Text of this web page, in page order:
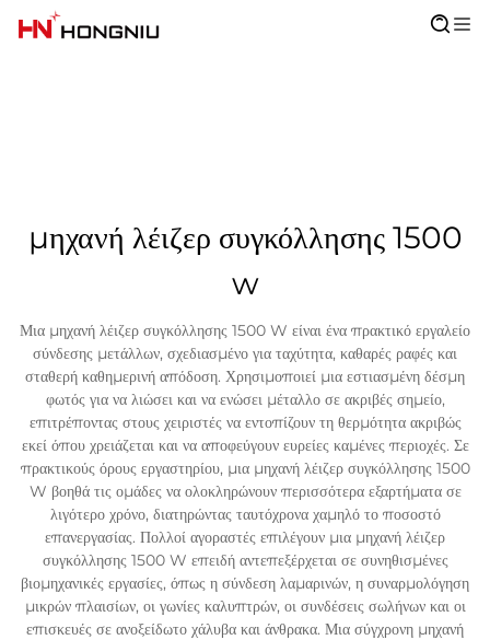
μηχανή λέιζερ συγκόλλησης 1500
w
Μια μηχανή λέιζερ συγκόλλησης 1500 W είναι ένα πρακτικό εργαλείο
σύνδεσης μετάλλων, σχεδιασμένο για ταχύτητα, καθαρές ραφές και
σταθερή καθημερινή απόδοση. Χρησιμοποιεί μια εστιασμένη δέσμη
φωτός για να λιώσει και να ενώσει μέταλλο σε ακριβές σημείο,
επιτρέποντας στους χειριστές να εντοπίζουν τη θερμότητα ακριβώς
εκεί όπου χρειάζεται και να αποφεύγουν ευρείες καμένες περιοχές. Σε
πρακτικούς όρους εργαστηρίου, μια μηχανή λέιζερ συγκόλλησης 1500
W βοηθά τις ομάδες να ολοκληρώνουν περισσότερα εξαρτήματα σε
λιγότερο χρόνο, διατηρώντας ταυτόχρονα χαμηλό το ποσοστό
επανεργασίας. Πολλοί αγοραστές επιλέγουν μια μηχανή λέιζερ
συγκόλλησης 1500 W επειδή αντεπεξέρχεται σε συνηθισμένες
βιομηχανικές εργασίες, όπως η σύνδεση λαμαρινών, η συναρμολόγηση
μικρών πλαισίων, οι γωνίες καλυπτρών, οι συνδέσεις σωλήνων και οι
επισκευές σε ανοξείδωτο χάλυβα και άνθρακα. Μια σύγχρονη μηχανή